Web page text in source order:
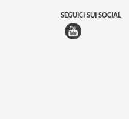
SEGUICI SUI SOCIAL